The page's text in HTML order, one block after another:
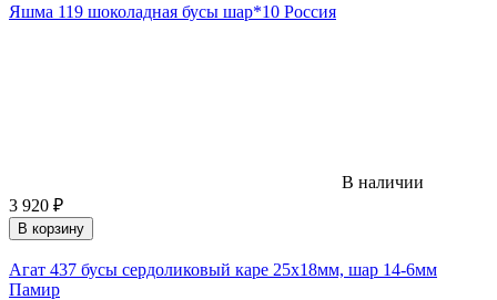
Яшма 119 шоколадная бусы шар*10 Россия
В наличии
3 920 ₽
В корзину
Агат 437 бусы сердоликовый каре 25х18мм, шар 14-6мм
Памир